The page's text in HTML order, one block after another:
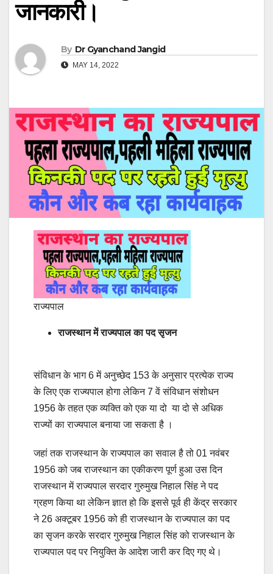
जानकारी।
By Dr Gyanchand Jangid
MAY 14, 2022
राज्यपाल
राजस्थान में राज्यपाल का पद सृजन
संविधान के भाग 6 में अनुच्छेद 153 के अनुसार प्रत्येक राज्य
के लिए एक राज्यपाल होगा लेकिन 7 वें संविधान संशोधन
1956 के तहत एक व्यक्ति को एक या दो या दो से अधिक
राज्यों का राज्यपाल बनाया जा सकता है ।
जहां तक राजस्थान के राज्यपाल का सवाल है तो 01 नवंबर
1956 को जब राजस्थान का एकीकरण पूर्ण हुआ उस दिन
राजस्थान में राज्यपाल सरदार गुरुमुख निहाल सिंह ने पद
ग्रहण किया था लेकिन ज्ञात हो कि इससे पूर्व ही केंद्र सरकार
ने 26 अक्टूबर 1956 को ही राजस्थान के राज्यपाल का पद
का सृजन करके सरदार गुरुमुख निहाल सिंह को राजस्थान के
राज्यपाल पद पर नियुक्ति के आदेश जारी कर दिए गए थे।